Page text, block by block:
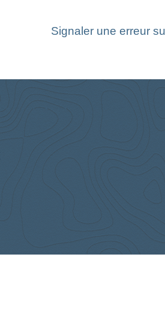
Signaler une erreur